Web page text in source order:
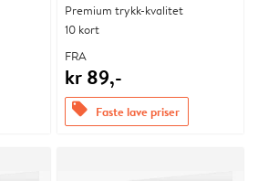
Premium trykk-kvalitet
10 kort
FRA
kr 89,-
offers Faste lave priser